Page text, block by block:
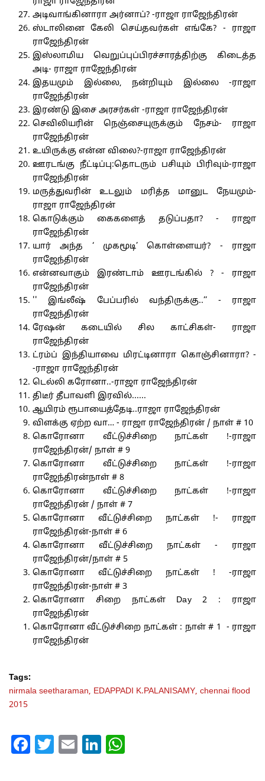
அடிவாங்கினாரா அர்னாப்? -ராஜா ராஜேந்திரன்
ஸ்டாலினை கேலி செய்தவர்கள் எங்கே? - ராஜா
ராஜேந்திரன்
இஸ்லாமிய வெறுப்புப்பிரச்சாரத்திற்கு கிடைத்த
அடி- ராஜா ராஜேந்திரன்
இதயமும் இல்லை, நன்றியும் இல்லை -ராஜா
ராஜேந்திரன்
இரண்டு இசை அரசர்கள் -ராஜா ராஜேந்திரன்
செவிலியரின் நெஞ்சையுருக்கும் நேசம்- ராஜா
ராஜேந்திரன்
உயிருக்கு என்ன விலை?-ராஜா ராஜேந்திரன்
ஊரடங்கு நீட்டிப்பு:தொடரும் பசியும் பிரிவும்-ராஜா
ராஜேந்திரன்
மருத்துவரின் உடலும் மரித்த மானுட நேயமும்-
ராஜா ராஜேந்திரன்
கொடுக்கும் கைகளைத் தடுப்பதா? - ராஜா
ராஜேந்திரன்
யார் அந்த ‘ முகமூடி’ கொள்ளையர்? - ராஜா
ராஜேந்திரன்
என்னவாகும் இரண்டாம் ஊரடங்கில் ? - ராஜா
ராஜேந்திரன்
'' இங்லீஷ் பேப்பரில் வந்திருக்கு..’’ - ராஜா
ராஜேந்திரன்
ரேஷன் கடையில் சில காட்சிகள்- ராஜா
ராஜேந்திரன்
ட்ரம்ப் இந்தியாவை மிரட்டினாரா கொஞ்சினாரா? -
-ராஜா ராஜேந்திரன்
டெல்லி கரோனா..-ராஜா ராஜேந்திரன்
திடீர் தீபாவளி இரவில்......
ஆயிரம் ரூபாயைத்தேடி..ராஜா ராஜேந்திரன்
விளக்கு ஏற்ற வா… - ராஜா ராஜேந்திரன் / நாள் # 10
கொரோனா வீட்டுச்சிறை நாட்கள் !-ராஜா
ராஜேந்திரன்/ நாள் # 9
கொரோனா வீட்டுச்சிறை நாட்கள் !-ராஜா
ராஜேந்திரன்நாள் # 8
கொரோனா வீட்டுச்சிறை நாட்கள் !-ராஜா
ராஜேந்திரன் / நாள் # 7
கொரோனா வீட்டுச்சிறை நாட்கள் !- ராஜா
ராஜேந்திரன்-நாள் # 6
கொரோனா வீட்டுச்சிறை நாட்கள் - ராஜா
ராஜேந்திரன்/நாள் # 5
கொரோனா வீட்டுச்சிறை நாட்கள் ! -ராஜா
ராஜேந்திரன்-நாள் # 3
கொரோனா சிறை நாட்கள் Day 2 : ராஜா
ராஜேந்திரன்
கொரோனா வீட்டுச்சிறை நாட்கள் : நாள் # 1 - ராஜா
ராஜேந்திரன்
Tags:
nirmala seetharaman, EDAPPADI K.PALANISAMY, chennai flood
2015
Facebook
Twitter
EmailLinkedIn